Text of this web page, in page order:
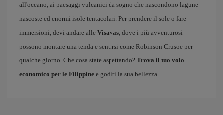
all'oceano, ai paesaggi vulcanici da sogno che nascondono lagune
nascoste ed enormi isole tentacolari. Per prendere il sole o fare
immersioni, devi andare alle Visayas , dove i più avventurosi
possono montare una tenda e sentirsi come Robinson Crusoe per
qualche giorno. Che cosa state aspettando? Trova il tuo volo
economico per le Filippine e goditi la sua bellezza.